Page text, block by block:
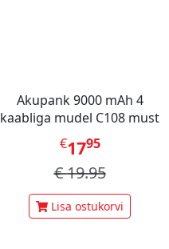
Akupank 9000 mAh 4
kaabliga mudel C108 must
€1795
€19.95
Lisa ostukorvi